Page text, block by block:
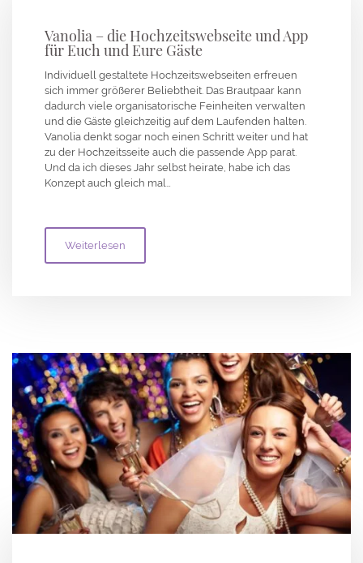
Vanolia – die Hochzeitswebseite und App
für Euch und Eure Gäste
Individuell gestaltete Hochzeitswebseiten erfreuen
sich immer größerer Beliebtheit. Das Brautpaar kann
dadurch viele organisatorische Feinheiten verwalten
und die Gäste gleichzeitig auf dem Laufenden halten.
Vanolia denkt sogar noch einen Schritt weiter und hat
zu der Hochzeitsseite auch die passende App parat.
Und da ich dieses Jahr selbst heirate, habe ich das
Konzept auch gleich mal…
Weiterlesen